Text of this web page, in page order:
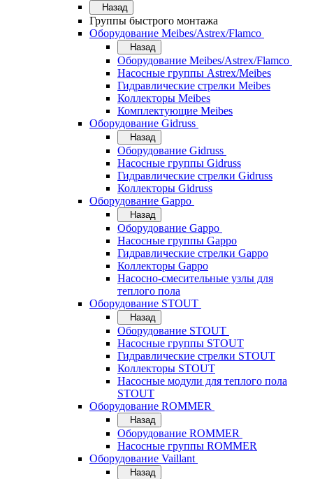
Назад
Группы быстрого монтажа
Оборудование Meibes/Astrex/Flamco
Назад
Оборудование Meibes/Astrex/Flamco
Насосные группы Astrex/Meibes
Гидравлические стрелки Meibes
Коллекторы Meibes
Комплектующие Meibes
Оборудование Gidruss
Назад
Оборудование Gidruss
Насосные группы Gidruss
Гидравлические стрелки Gidruss
Коллекторы Gidruss
Оборудование Gappo
Назад
Оборудование Gappo
Насосные группы Gappo
Гидравлические стрелки Gappo
Коллекторы Gappo
Насосно-смесительные узлы для
теплого пола
Оборудование STOUT
Назад
Оборудование STOUT
Насосные группы STOUT
Гидравлические стрелки STOUT
Коллекторы STOUT
Насосные модули для теплого пола
STOUT
Оборудование ROMMER
Назад
Оборудование ROMMER
Насосные группы ROMMER
Оборудование Vaillant
Назад